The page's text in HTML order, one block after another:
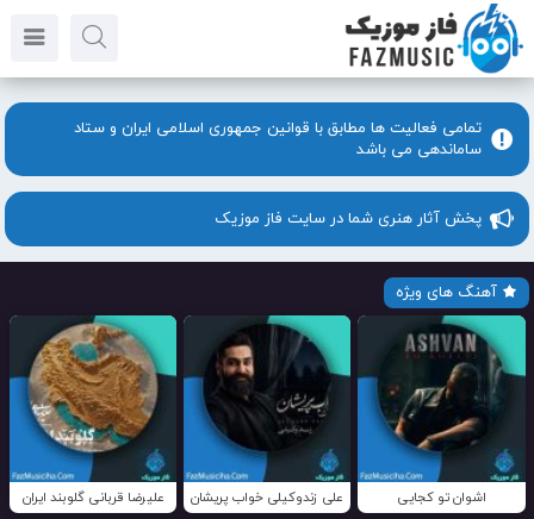
تمامی فعالیت ها مطابق با قوانین جمهوری اسلامی ایران و ستاد
ساماندهی می باشد
پخش آثار هنری شما در سایت فاز موزیک
آهنگ های ویژه
اشوان تو کجایی علی زندوکیلی خواب پریشان علیرضا قربانی گلوبند ایران